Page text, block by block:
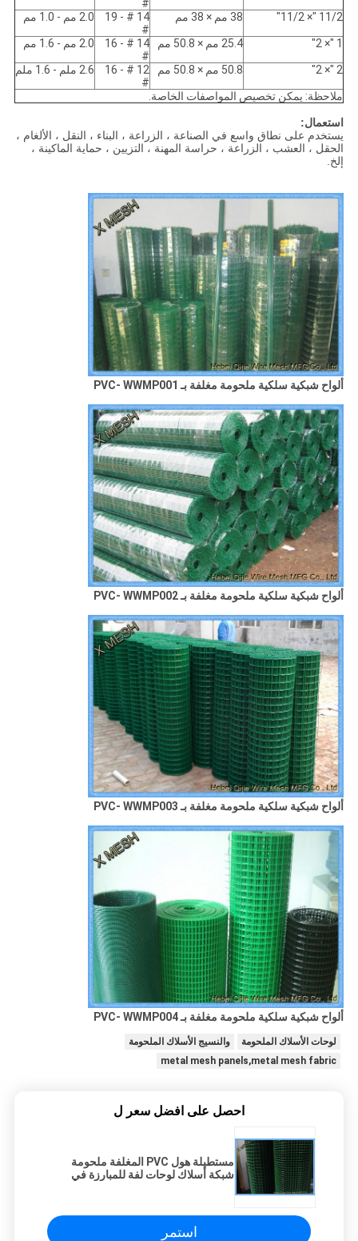
#
11/2 "× 11/2"
38 مم × 38 مم
14 # - 19
#
2.0 مم - 1.0 مم
1 "× 2" 25.4 مم × 50.8 مم
14 # - 16
#
2.0 مم - 1.6 مم
2 "× 2" 50.8 مم × 50.8 مم
12 # - 16
#
2.6 ملم - 1.6 ملم
ملاحظة: يمكن تخصيص المواصفات الخاصة.
استعمال:
يستخدم على نطاق واسع في الصناعة ، الزراعة ، البناء ، النقل ، الألغام ،
الحقل ، العشب ، الزراعة ، حراسة المهنة ، التزيين ، حماية الماكينة ،
إلخ.
ألواح شبكية سلكية ملحومة مغلفة بـ PVC- WWMP001
ألواح شبكية سلكية ملحومة مغلفة بـ PVC- WWMP002
ألواح شبكية سلكية ملحومة مغلفة بـ PVC- WWMP003
ألواح شبكية سلكية ملحومة مغلفة بـ PVC- WWMP004
لوحات الأسلاك الملحومة
والنسيج الأسلاك الملحومة
metal mesh panels,metal mesh fabric
احصل على افضل سعر ل
مستطيلة هول PVC المغلفة ملحومة
شبكة أسلاك لوحات لفة للمبارزة في
استمر